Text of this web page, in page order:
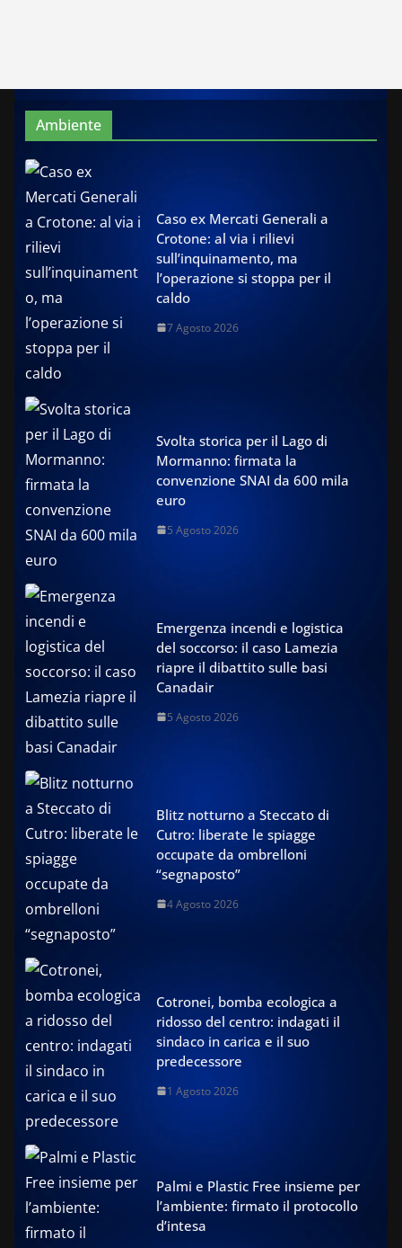
Ambiente
Caso ex Mercati Generali a
Crotone: al via i rilievi
sull’inquinamento, ma
l’operazione si stoppa per il
caldo
7 Agosto 2026
Svolta storica per il Lago di
Mormanno: firmata la
convenzione SNAI da 600 mila
euro
5 Agosto 2026
Emergenza incendi e logistica
del soccorso: il caso Lamezia
riapre il dibattito sulle basi
Canadair
5 Agosto 2026
Blitz notturno a Steccato di
Cutro: liberate le spiagge
occupate da ombrelloni
“segnaposto”
4 Agosto 2026
Cotronei, bomba ecologica a
ridosso del centro: indagati il
sindaco in carica e il suo
predecessore
1 Agosto 2026
Palmi e Plastic Free insieme per
l’ambiente: firmato il protocollo
d’intesa